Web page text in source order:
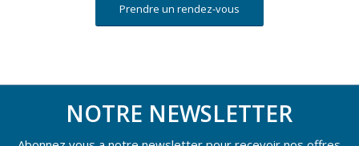
Prendre un rendez-vous
NOTRE NEWSLETTER